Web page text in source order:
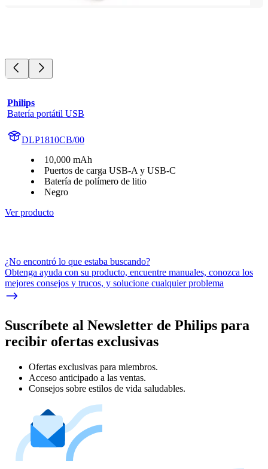
Philips
Batería portátil USB
DLP1810CB/00
10,000 mAh
Puertos de carga USB-A y USB-C
Batería de polímero de litio
Negro
Ver producto
¿No encontró lo que estaba buscando?
Obtenga ayuda con su producto, encuentre manuales, conozca los
mejores consejos y trucos, y solucione cualquier problema
Suscríbete al Newsletter de Philips para
recibir ofertas exclusivas
Ofertas exclusivas para miembros.
Acceso anticipado a las ventas.
Consejos sobre estilos de vida saludables.